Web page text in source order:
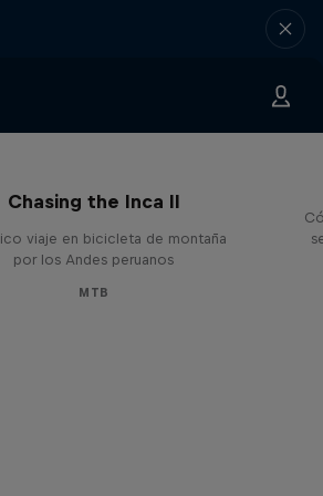
Chasing the Inca II
viaje en bicicleta de montaña
por los Andes peruanos
MTB